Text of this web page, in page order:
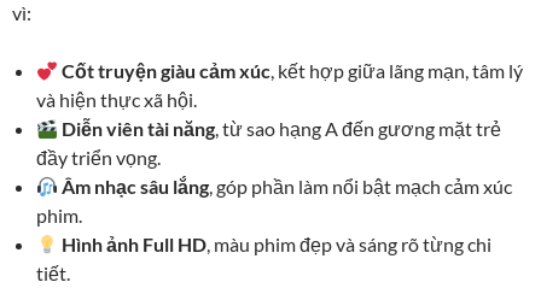
vì:
Cốt truyện giàu cảm xúc, kết hợp giữa lãng mạn, tâm lý
và hiện thực xã hội.
Diễn viên tài năng, từ sao hạng A đến gương mặt trẻ
đầy triển vọng.
Âm nhạc sâu lắng, góp phần làm nổi bật mạch cảm xúc
phim.
Hình ảnh Full HD, màu phim đẹp và sáng rõ từng chi
tiết.